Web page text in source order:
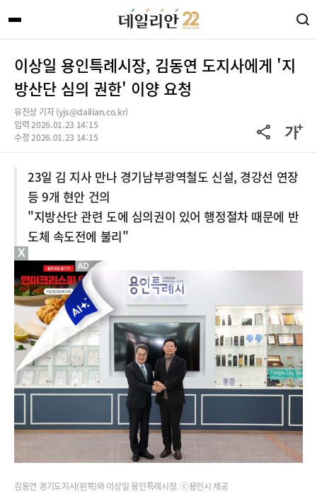
이상일 용인특례시장, 김동연 도지사에게 '지
방산단 심의 권한' 이양 요청
유진상 기자 (yjs@dailian.co.kr)
입력 2026.01.23 14:15
수정 2026.01.23 14:15
23일 김 지사 만나 경기남부광역철도 신설, 경강선 연장
등 9개 현안 건의
"지방산단 관련 도에 심의권이 있어 행정절차 때문에 반
도체 속도전에 불리"
김동연 경기도지사(왼쪽)와 이상일 용인특례시장. ⓒ용인시 제공
X